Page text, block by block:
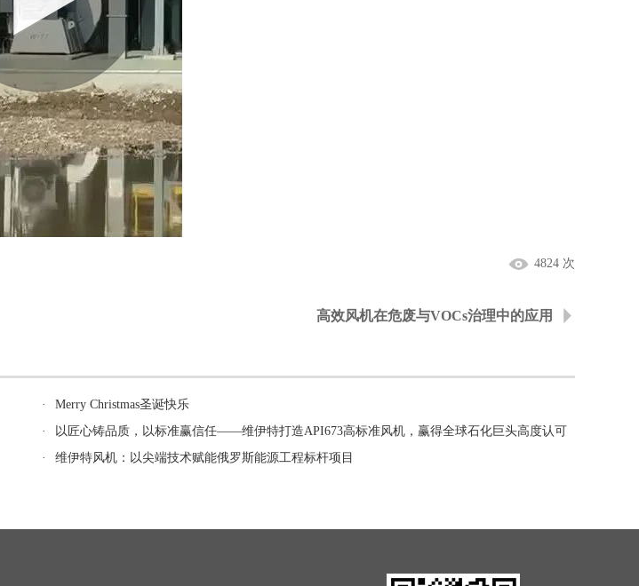
4824 次
高效风机在危废与VOCs治理中的应用
·
Merry Christmas圣诞快乐
·
以匠心铸品质，以标准赢信任——维伊特打造API673高标准风机，赢得全球石化巨头高度认可
· 维伊特风机：以尖端技术赋能俄罗斯能源工程标杆项目